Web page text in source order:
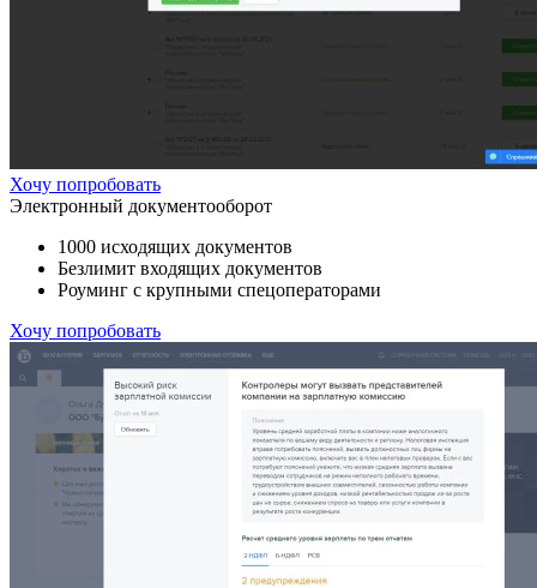
Хочу попробовать
Электронный документооборот
1000 исходящих документов
Безлимит входящих документов
Роуминг с крупными спецоператорами
Хочу попробовать